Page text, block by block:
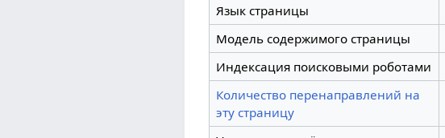
Язык страницы
Модель содержимого страницы
Индексация поисковыми роботами
Количество перенаправлений на
эту страницу